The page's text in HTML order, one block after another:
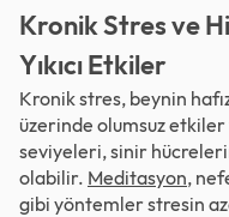
Kronik Stres ve
Yıkıcı Etkiler
Kronik stres, beynin
üzerinde olumsuz
seviyeleri, sinir
olabilir. Meditasyon,
gibi yöntemler stresin